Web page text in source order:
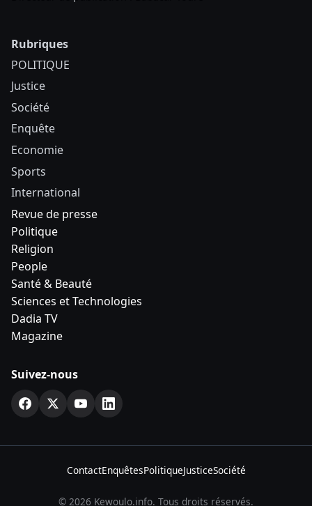
Rubriques
POLITIQUE
Justice
Société
Enquête
Economie
Sports
International
Revue de presse
Politique
Religion
People
Santé & Beauté
Sciences et Technologies
Dadia TV
Magazine
Suivez-nous
ContactEnquêtesPolitiqueJusticeSociété
© 2026 Kewoulo.info. Tous droits réservés.